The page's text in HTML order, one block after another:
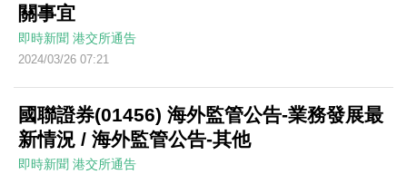
關事宜
即時新聞 港交所通告
2024/03/26 07:21
國聯證券(01456) 海外監管公告-業務發展最
新情況 / 海外監管公告-其他
即時新聞 港交所通告